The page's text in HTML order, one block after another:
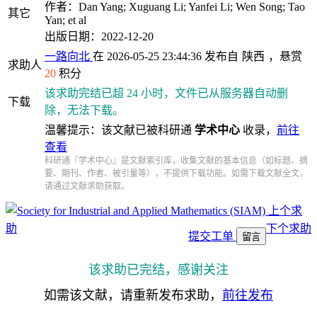
其它
作者：Dan Yang; Xuguang Li; Yanfei Li; Wen Song; Tao
Yan; et al
出版日期：2022-12-20
求助人
一路向北 在 2026-05-25 23:44:36 发布自 陕西 ，悬赏
20 积分
下载
该求助完结已超 24 小时，文件已从服务器自动删
除，无法下载。
温馨提示：该文献已被科研通 学术中心 收录， 前往
查看
科研通『学术中心』是文献索引库，收集文献的基本信息（如标题、摘
要、期刊、作者、被引量等），不提供下载功能。如需下载文献全文，
请通过文献求助获取。
上个求
助
下个求助
提交工单 留言
该求助已完结，感谢关注
如需该文献，请重新发布求助， 前往发布